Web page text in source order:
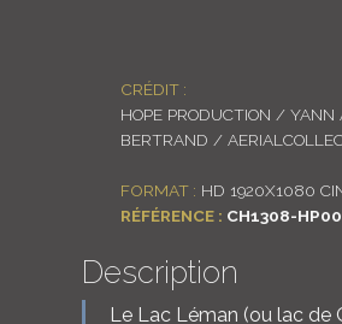
CRÉDIT :
HOPE PRODUCTION / YANN
BERTRAND /
FORMAT : HD 1920X1080
RÉFÉRENCE : CH1308-
Description
Le Lac Léman (ou lac de